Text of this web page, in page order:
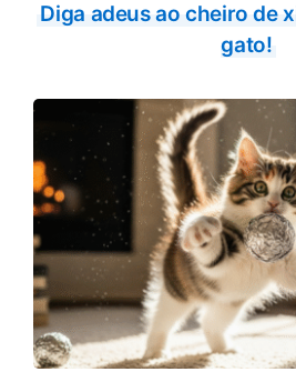
Diga adeus ao cheiro de
gato!